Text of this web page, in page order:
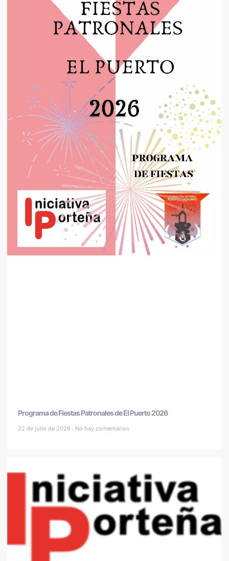
Programa de Fiestas Patronales de El Puerto 2026
22 de julio de 2026 No hay comentarios